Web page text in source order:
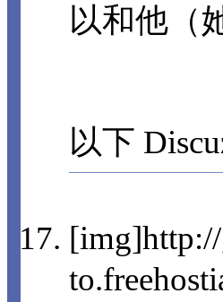
以和他（
以下